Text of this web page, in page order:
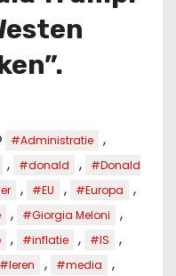
#Administratie ,
, #donald ,
#Donald
, #EU , #Europa ,
, #Giorgia Meloni ,
, #inflatie , #IS ,
#leren , #media ,